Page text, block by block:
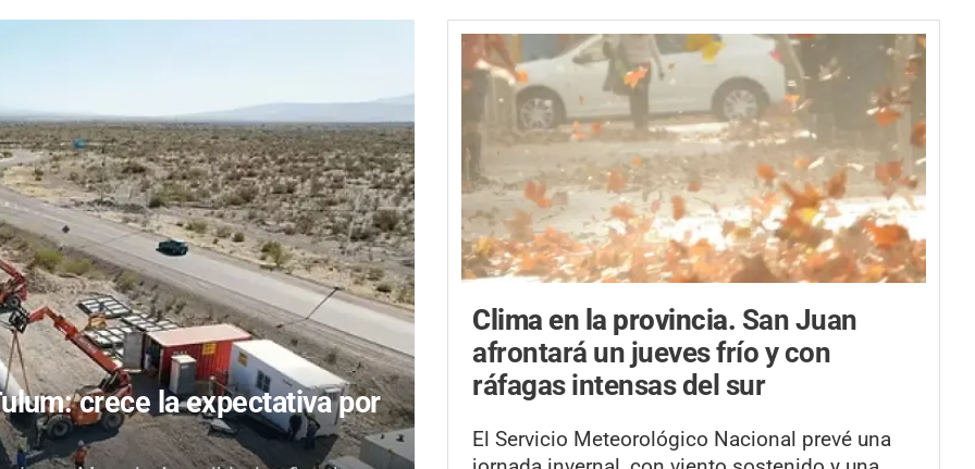
crece la expectativa por
Clima en la provincia. San Juan
afrontará un jueves frío y con
ráfagas intensas del sur
El Servicio Meteorológico Nacional prevé una